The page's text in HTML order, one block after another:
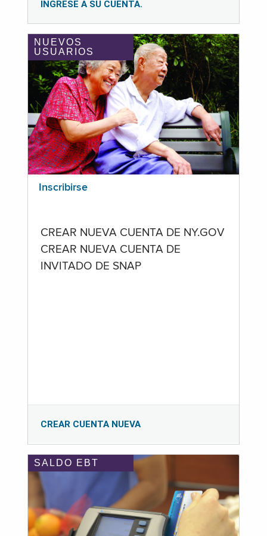
INGRESE A SU CUENTA.
NUEVOS
USUARIOS
Inscribirse
CREAR NUEVA CUENTA DE NY.GOV
CREAR NUEVA CUENTA DE
INVITADO DE SNAP
CREAR CUENTA NUEVA
SALDO EBT